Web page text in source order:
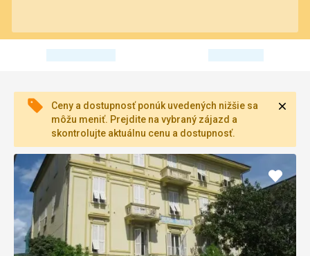
Ceny a dostupnosť ponúk uvedených nižšie sa
môžu meniť. Prejdite na vybraný zájazd a
skontrolujte aktuálnu cenu a dostupnosť.
Pridať
do